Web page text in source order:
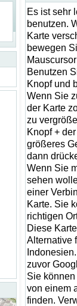
Es ist sehr
benutzen.
Karte
bewegen
Benutzen
Knopf und
Wenn Sie
der Karte
zu
Knopf +
größeres
dann
Wenn Sie
sehen
einer
Karte. Sie
richtigen
Diese
Alternative
zuvor
Sie
von einem
finden.